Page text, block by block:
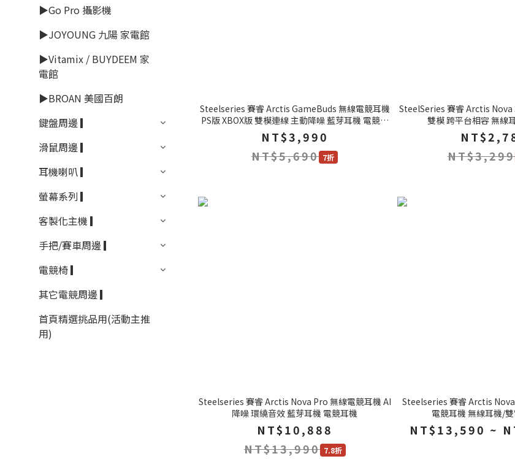
▶Go Pro 攝影機
▶JOYOUNG 九陽 家電館
▶Vitamix / BUYDEEM 家
電館
▶BROAN 美國百朗
鍵盤周邊 ▎
滑鼠周邊 ▎
耳機喇叭 ▎
螢幕系列 ▎
客製化主機 ▎
手把/賽車周邊 ▎
電競椅 ▎
其它電競周邊 ▎
首頁精選挑品用(活動主推
用)
Steelseries 賽睿 Arctis GameBuds 無線電競耳機
PS版 XBOX版 雙模連線 主動降噪 藍芽耳機 電競耳
機 無線耳機
NT$3,990
NT$5,690 7折
SteelSeries 賽睿 Arctis Nova
雙模 跨平台相容 無線
NT$3,299
Steelseries 賽睿 Arctis Nova Pro 無線電競耳機 AI
降噪 環繞音效 藍芽耳機 電競耳機
NT$10,888
NT$13,990 7.8折
Steelseries 賽睿 Arctis
電競耳機 無線耳機/
NT$13,590 ~